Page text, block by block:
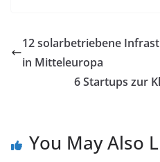
12 solarbetriebene
in Mitteleuropa
6 Startups zur
You May Also